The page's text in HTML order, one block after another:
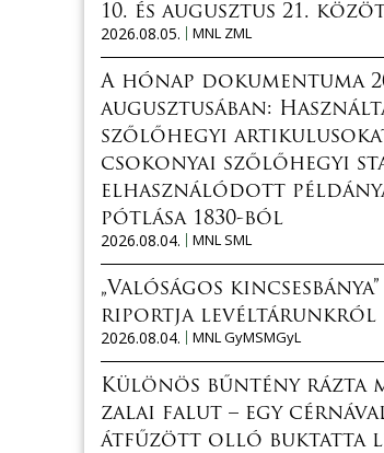
10. és augusztus 21.
2026.08.05.
MNL ZML
A hónap dokumentuma
augusztusában:
szőlőhegyi
csokonyai szőlőhegyi
elhasználódott
pótlása 1830-ból
2026.08.04.
MNL SML
„Valóságos kincsesbánya”
riportja levéltárunkról
2026.08.04.
MNL GyMSMGyL
Különös bűntény rázta
zalai falut – egy
átfűzött olló buktatta le